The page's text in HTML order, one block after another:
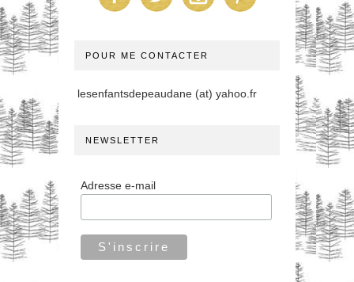
POUR ME CONTACTER
lesenfantsdepeaudane (at) yahoo.fr
NEWSLETTER
Adresse e-mail